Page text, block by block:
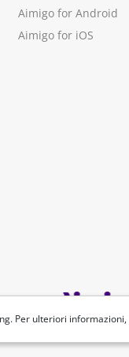
Per ulteriori
Aimigo for Android
Aimigo for iOS